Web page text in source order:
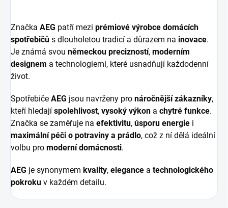
Značka AEG patří mezi prémiové výrobce domácích
spotřebičů s dlouholetou tradicí a důrazem na inovace.
Je známá svou německou precizností, moderním
designem a technologiemi, které usnadňují každodenní
život.
Spotřebiče AEG jsou navrženy pro náročnější zákazníky,
kteří hledají spolehlivost, vysoký výkon a chytré funkce.
Značka se zaměřuje na efektivitu, úsporu energie i
maximální péči o potraviny a prádlo, což z ní dělá ideální
volbu pro moderní domácnosti.
AEG je synonymem kvality, elegance a technologického
pokroku v každém detailu.